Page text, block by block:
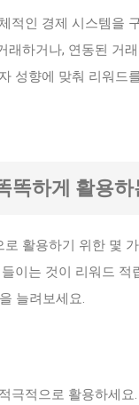
적인 경제 시스템을
래하거나, 연동된 거
성향에 맞춰 리워드
똑하게 활용하
활용하기 위한 몇
이는 것이 리워드
늘려보세요.
극적으로 활용하세